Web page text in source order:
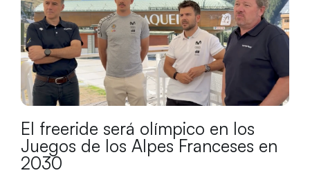
El freeride será olímpico en los
Juegos de los Alpes Franceses en
2030